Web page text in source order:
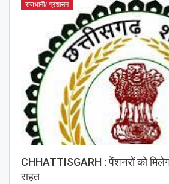
राजधानी/ प्रशासन
CHHATTISGARH : पेंशनरों को मिलेगा
राहत